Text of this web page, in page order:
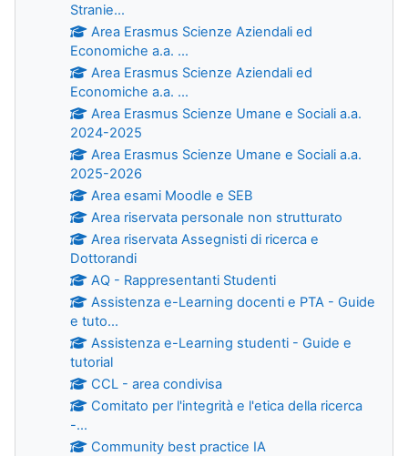
Stranie...
Area Erasmus Scienze Aziendali ed
Economiche a.a. ...
Area Erasmus Scienze Aziendali ed
Economiche a.a. ...
Area Erasmus Scienze Umane e Sociali a.a.
2024-2025
Area Erasmus Scienze Umane e Sociali a.a.
2025-2026
Area esami Moodle e SEB
Area riservata personale non strutturato
Area riservata Assegnisti di ricerca e
Dottorandi
AQ - Rappresentanti Studenti
Assistenza e-Learning docenti e PTA - Guide
e tuto...
Assistenza e-Learning studenti - Guide e
tutorial
CCL - area condivisa
Comitato per l'integrità e l'etica della ricerca
-...
Community best practice IA